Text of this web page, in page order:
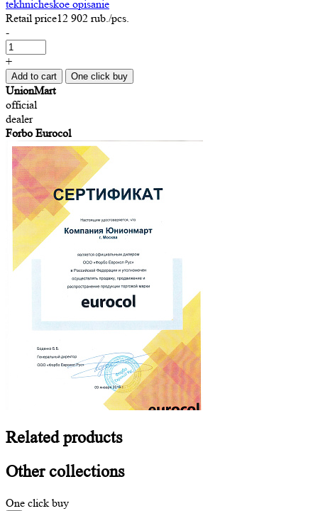
tekhnicheskoe opisanie
Retail price12 902 rub./pcs.
-
+
Add to cart One click buy
UnionMart
official
dealer
Forbo Eurocol
Relatedproducts
Othercollections
One click buy